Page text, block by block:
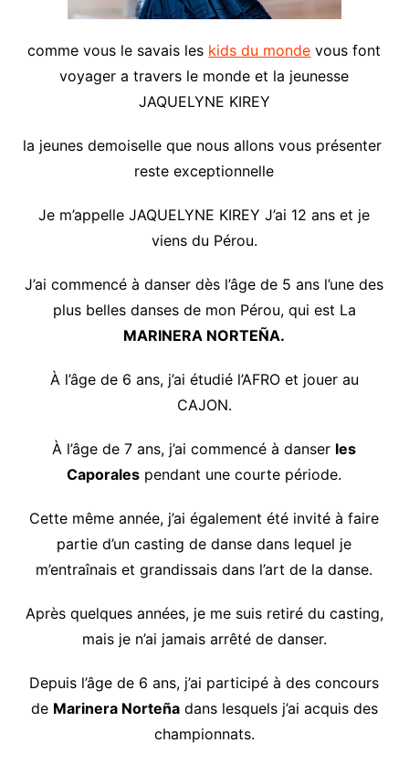
comme vous le savais les kids du monde vous font
voyager a travers le monde et la jeunesse
JAQUELYNE KIREY
la jeunes demoiselle que nous allons vous présenter
reste exceptionnelle
Je m’appelle JAQUELYNE KIREY J’ai 12 ans et je
viens du Pérou.
J’ai commencé à danser dès l’âge de 5 ans l’une des
plus belles danses de mon Pérou, qui est La
MARINERA NORTEÑA.
À l’âge de 6 ans, j’ai étudié l’AFRO et jouer au
CAJON.
À l’âge de 7 ans, j’ai commencé à danser les
Caporales pendant une courte période.
Cette même année, j’ai également été invité à faire
partie d’un casting de danse dans lequel je
m’entraînais et grandissais dans l’art de la danse.
Après quelques années, je me suis retiré du casting,
mais je n’ai jamais arrêté de danser.
Depuis l’âge de 6 ans, j’ai participé à des concours
de Marinera Norteñadans lesquels j’ai acquis des
championnats.